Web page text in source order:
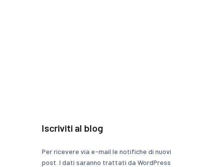
Iscriviti al blog
Per ricevere via e-mail le notifiche di nuovi
post. I dati saranno trattati da WordPress